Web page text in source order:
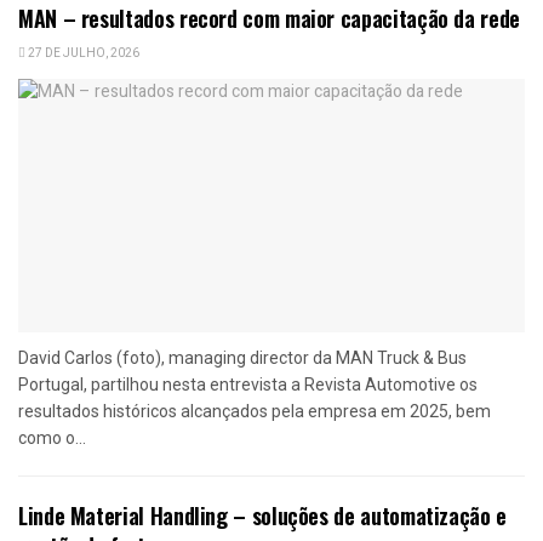
MAN – resultados record com maior capacitação da rede
27 DE JULHO, 2026
David Carlos (foto), managing director da MAN Truck & Bus
Portugal, partilhou nesta entrevista a Revista Automotive os
resultados históricos alcançados pela empresa em 2025, bem
como o...
Linde Material Handling – soluções de automatização e